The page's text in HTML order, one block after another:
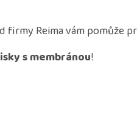
firmy Reima vám pomůže
s membránou!